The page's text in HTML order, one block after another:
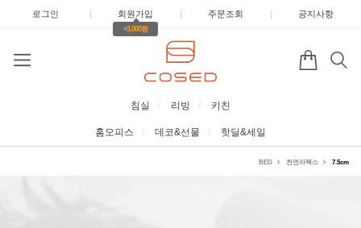
로그인 | 회원가입 |
+3,000원
주문조회 | 공지사항
침실 리빙 키친
홈오피스 데코&선물 핫딜&세일
BED 천연라텍스 7.5cm